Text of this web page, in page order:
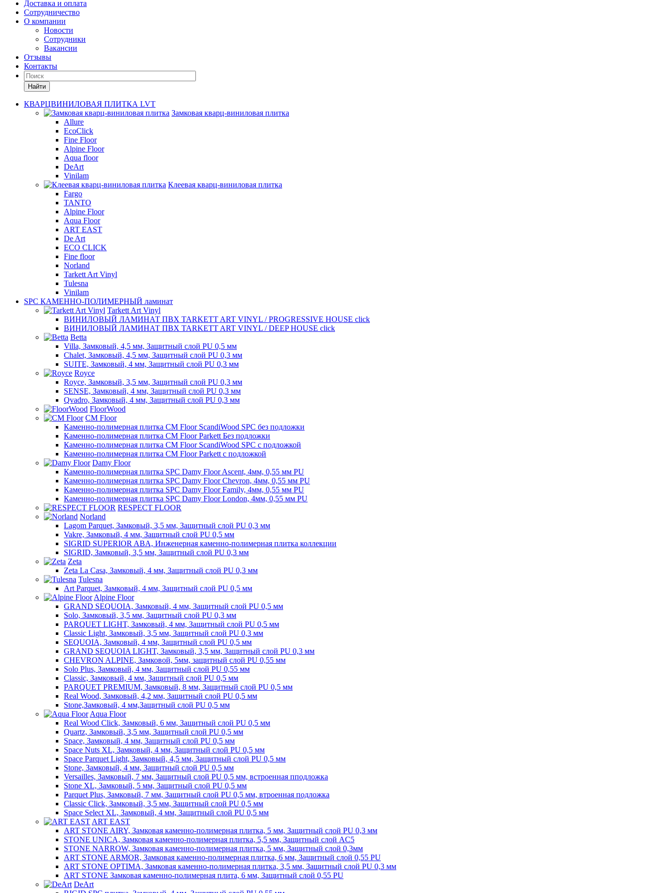
Доставка и оплата
Сотрудничество
О компании
Новости
Сотрудники
Вакансии
Отзывы
Контакты
Найти
КВАРЦВИНИЛОВАЯ ПЛИТКА LVT
Замковая кварц-виниловая плитка
Allure
EcoClick
Fine Floor
Alpine Floor
Aqua floor
DeArt
Vinilam
Клеевая кварц-виниловая плитка
Fargo
TANTO
Alpine Floor
Aqua Floor
ART EAST
De Art
ECO CLICK
Fine floor
Norland
Tarkett Art Vinyl
Tulesna
Vinilam
SPC КАМЕННО-ПОЛИМЕРНЫЙ ламинат
Tarkett Art Vinyl
ВИНИЛОВЫЙ ЛАМИНАТ ПВХ TARKETT ART VINYL / PROGRESSIVE HOUSE click
ВИНИЛОВЫЙ ЛАМИНАТ ПВХ TARKETT ART VINYL / DEEP HOUSE click
Betta
Villa, Замковый, 4,5 мм, Защитный слой PU 0,5 мм
Chalet, Замковый, 4,5 мм, Защитный слой PU 0,3 мм
SUITE, Замковый, 4 мм, Защитный слой PU 0,3 мм
Royce
Royce, Замковый, 3,5 мм, Защитный слой PU 0,3 мм
SENSE, Замковый, 4 мм, Защитный слой PU 0,3 мм
Qvadro, Замковый, 4 мм, Защитный слой PU 0,3 мм
FloorWood
CM Floor
Каменно-полимерная плитка CM Floor ScandiWood SPC без подложки
Каменно-полимерная плитка CM Floor Parkett Без подложки
Каменно-полимерная плитка CM Floor ScandiWood SPC с подложкой
Каменно-полимерная плитка CM Floor Parkett с подложкой
Damy Floor
Каменно-полимерная плитка SPC Damy Floor Ascent, 4мм, 0,55 мм PU
Каменно-полимерная плитка SPC Damy Floor Chevron, 4мм, 0,55 мм PU
Каменно-полимерная плитка SPC Damy Floor Family, 4мм, 0,55 мм PU
Каменно-полимерная плитка SPC Damy Floor London, 4мм, 0,55 мм PU
RESPECT FLOOR
Norland
Lagom Parquet, Замковый, 3,5 мм, Защитный слой PU 0,3 мм
Vakre, Замковый, 4 мм, Защитный слой PU 0,5 мм
SIGRID SUPERIOR ABA, Инженерная каменно-полимерная плитка коллекции
SIGRID, Замковый, 3,5 мм, Защитный слой PU 0,3 мм
Zeta
Zeta La Casa, Замковый, 4 мм, Защитный слой PU 0,3 мм
Tulesna
Art Parquet, Замковый, 4 мм, Защитный слой PU 0,5 мм
Alpine Floor
GRAND SEQUOIA, Замковый, 4 мм, Защитный слой PU 0,5 мм
Solo, Замковый, 3,5 мм, Защитный слой PU 0,3 мм
PARQUET LIGHT, Замковый, 4 мм, Защитный слой PU 0,5 мм
Classic Light, Замковый, 3,5 мм, Защитный слой PU 0,3 мм
SEQUOIA, Замковый, 4 мм, Защитный слой PU 0,5 мм
GRAND SEQUOIA LIGHT, Замковый, 3,5 мм, Защитный слой PU 0,3 мм
CHEVRON ALPINE, Замковой, 5мм, защитный слой PU 0,55 мм
Solo Plus, Замковый, 4 мм, Защитный слой PU 0,55 мм
Classic, Замковый, 4 мм, Защитный слой PU 0,5 мм
PARQUET PREMIUM, Замковый, 8 мм, Защитный слой PU 0,5 мм
Real Wood, Замковый, 4,2 мм, Защитный слой PU 0,5 мм
Stone,Замковый, 4 мм,Защитный слой PU 0,5 мм
Aqua Floor
Real Wood Click, Замковый, 6 мм, Защитный слой PU 0,5 мм
Quartz, Замковый, 3,5 мм, Защитный слой PU 0,5 мм
Space, Замковый, 4 мм, Защитный слой PU 0,5 мм
Space Nuts XL, Замковый, 4 мм, Защитный слой PU 0,5 мм
Space Parquet Light, Замковый, 4,5 мм, Защитный слой PU 0,5 мм
Stone, Замковый, 4 мм, Защитный слой PU 0,5 мм
Versailles, Замковый, 7 мм, Защитный слой PU 0,5 мм, встроенная пподложка
Stone XL, Замковый, 5 мм, Защитный слой PU 0,5 мм
Parquet Plus, Замковый, 7 мм, Защитный слой PU 0,5 мм, втроенная подложка
Classic Click, Замковый, 3,5 мм, Защитный слой PU 0,5 мм
Space Select XL, Замковый, 4 мм, Защитный слой PU 0,5 мм
ART EAST
ART STONE AIRY, Замковая каменно-полимерная плитка, 5 мм, Защитный слой PU 0,3 мм
STONE UNICA, Замковая каменно-полимерная плитка, 5,5 мм, Защитный слой AC5
STONE NARROW, Замковая каменно-полимерная плитка, 5 мм, Защитный слой 0,3мм
ART STONE ARMOR, Замковая каменно-полимерная плитка, 6 мм, Защитный слой 0,55 PU
ART STONE OPTIMA, Замковая каменно-полимерная плитка, 3,5 мм, Защитный слой PU 0,3 мм
ART STONE Замковая каменно-полимерная плита, 6 мм, Защитный слой 0,55 PU
DeArt